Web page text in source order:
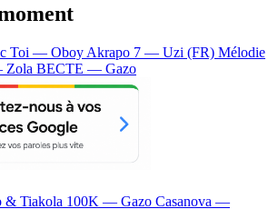
Toi — Oboy Akrapo 7 — Uzi (FR) Mélodie
BECTE — Gazo
& Tiakola 100K — Gazo Casanova —